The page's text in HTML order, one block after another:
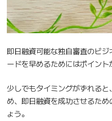
即日融資可能な独自審査のビ
ードを早めるためにはポイント
少しでもタイミングがずれる
め、即日融資を成功させるた
ょう。